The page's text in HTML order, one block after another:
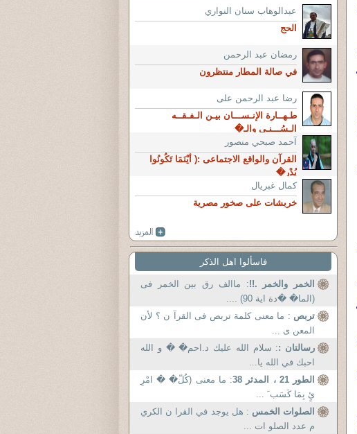
عبدالوهاب سنان النواري
الحج
رمضان عبد الرحمن
في صالة المطار منتظرون
رضا عبد الرحمن على
طـهــارة الإنـســـان بيـن الـفـقــه
الـسُـــنـي والـ�
آحمد صبحي منصور
القرآن والواقع الاجتماعى :( أَيْنَمَا تَكُونُوا
يُدْر�
كمال غبريال
خربشات على صخور مصرية
فاسألوا اهل الذكر
الخمر والخمر .!!: ماالف رق بين الخمر فى
(الما� �دة اية 90) ....
تربص : ما معنى كلمة تربص فى القرآ ن ؟ لأن
المعن ى ...
رسالتان :: سلام الله عليك د.احم� � و الله
احبك في الله يا...
الطور 21 ، المدثر 38
: ما معنى (كُلّ� � امْرِ
ئٍ بِمَا كَسَب َ ...
الصلوات الخمس : هل يوجد في القرا ن الكري
م عدد الصلو ات ...